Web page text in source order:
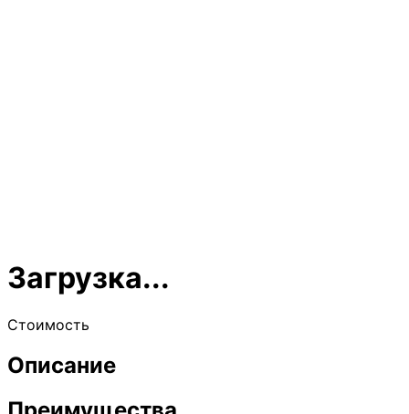
Загрузка...
Стоимость
Описание